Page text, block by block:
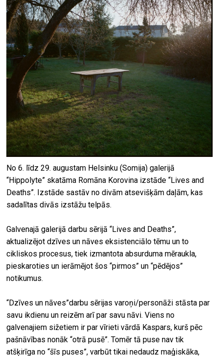
No 6. līdz 29. augustam Helsinku (Somija) galerijā
“Hippolyte” skatāma Romāna Korovina izstāde “Lives and
Deaths”. Izstāde sastāv no divām atsevišķām daļām, kas
sadalītas divās izstāžu telpās.
Galvenajā galerijā darbu sērijā “Lives and Deaths”,
aktualizējot dzīves un nāves eksistenciālo tēmu un to
cikliskos procesus, tiek izmantota absurduma mēraukla,
pieskaroties un ierāmējot šos “pirmos” un “pēdējos”
notikumus.
“Dzīves un nāves”darbu sērijas varoņi/personāži stāsta par
savu ikdienu un reizēm arī par savu nāvi. Viens no
galvenajiem sižetiem ir par vīrieti vārdā Kaspars, kurš pēc
pašnāvības nonāk “otrā pusē”. Tomēr tā puse nav tik
atšķirīga no “šīs puses”, varbūt tikai nedaudz maģiskāka,